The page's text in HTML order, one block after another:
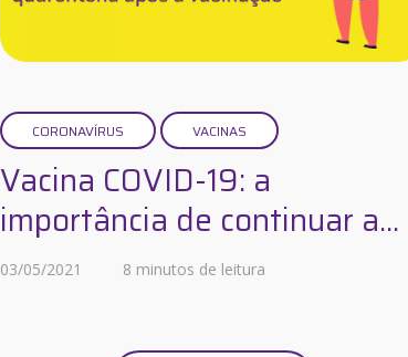
CORONAVÍRUS VACINAS
Vacina COVID-19: a
importância de continuar a...
03/05/2021 8 minutos de leitura